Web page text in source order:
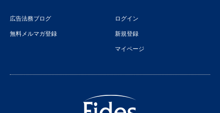
広告法務ブログ
無料メルマガ登録
ログイン
新規登録
マイページ